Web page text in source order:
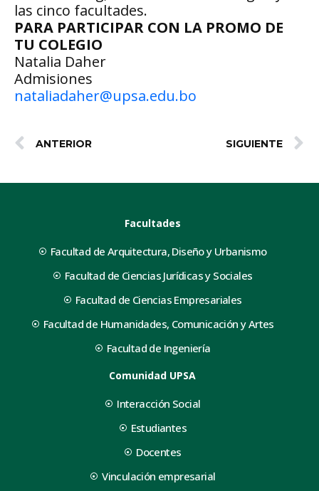
las cinco facultades.
PARA PARTICIPAR CON LA PROMO DE
TU COLEGIO
Natalia Daher
Admisiones
nataliadaher@upsa.edu.bo
ANTERIOR SIGUIENTE
Facultades
Facultad de Arquitectura, Diseño y Urbanismo
Facultad de Ciencias Jurídicas y Sociales
Facultad de Ciencias Empresariales
Facultad de Humanidades, Comunicación y Artes
Facultad de Ingeniería
Comunidad UPSA
Interacción Social
Estudiantes
Docentes
Vinculación empresarial